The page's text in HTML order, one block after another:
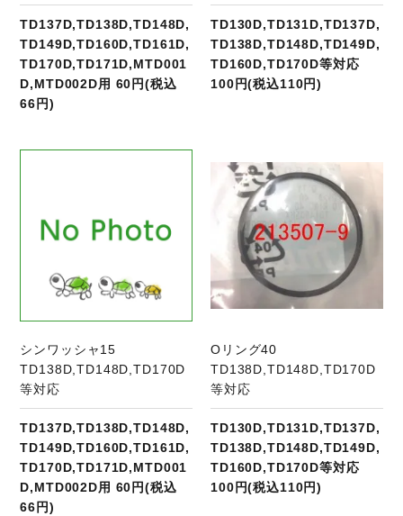
TD137D,TD138D,TD148D,
TD149D,TD160D,TD161D,
TD170D,TD171D,MTD001
D,MTD002D用 60円(税込
66円)
TD130D,TD131D,TD137D,
TD138D,TD148D,TD149D,
TD160D,TD170D等対応
100円(税込110円)
シンワッシャ15
TD138D,TD148D,TD170D
等対応
TD137D,TD138D,TD148D,
TD149D,TD160D,TD161D,
TD170D,TD171D,MTD001
D,MTD002D用 60円(税込
66円)
Oリング40
TD138D,TD148D,TD170D
等対応
TD130D,TD131D,TD137D,
TD138D,TD148D,TD149D,
TD160D,TD170D等対応
100円(税込110円)